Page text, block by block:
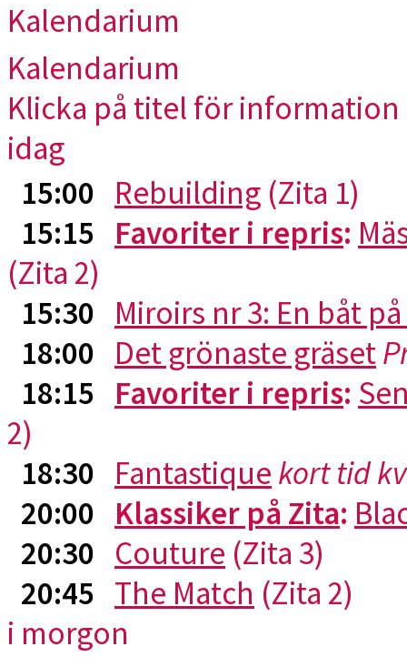
Kalendarium
Kalendarium
Klicka på titel för
idag
15:00 Rebuilding (Zita 1)
15:15 Favoriter i repris:
(Zita 2)
15:30 Miroirs nr 3: En båt
18:00 Det grönaste gräset
18:15 Favoriter i repris:
2)
18:30 Fantastique kort tid
20:00 Klassiker på Zita:
20:30 Couture (Zita 3)
20:45 The Match (Zita 2)
i morgon